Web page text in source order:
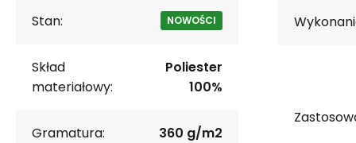
Stan: NOWOŚCI
Skład
materiałowy:
Poliester
100%
Gramatura: 360 g/m2